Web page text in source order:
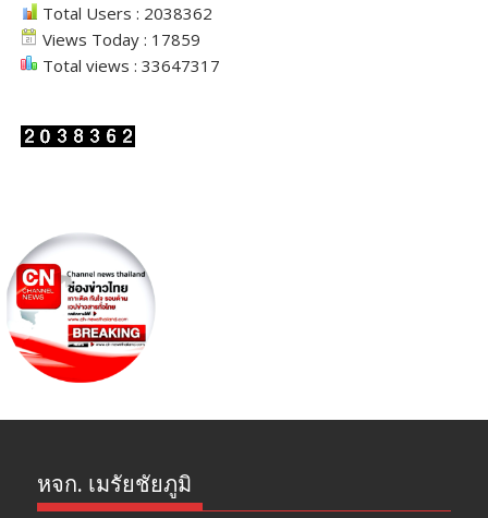
Total Users : 2038362
Views Today : 17859
Total views : 33647317
หจก. เมรัยชัยภูมิ